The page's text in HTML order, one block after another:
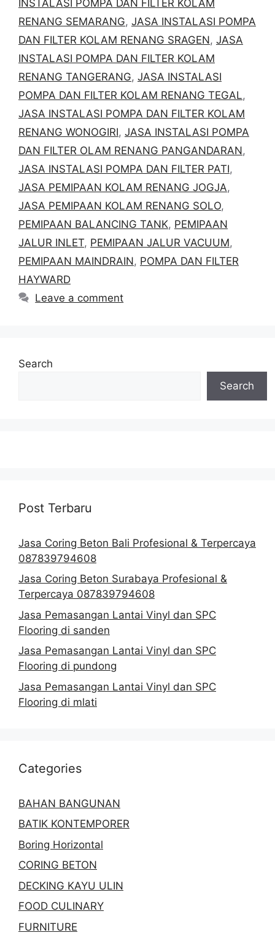
INSTALASI POMPA DAN FILTER KOLAM
RENANG SEMARANG, JASA INSTALASI POMPA
DAN FILTER KOLAM RENANG SRAGEN, JASA
INSTALASI POMPA DAN FILTER KOLAM
RENANG TANGERANG, JASA INSTALASI
POMPA DAN FILTER KOLAM RENANG TEGAL,
JASA INSTALASI POMPA DAN FILTER KOLAM
RENANG WONOGIRI, JASA INSTALASI POMPA
DAN FILTER OLAM RENANG PANGANDARAN,
JASA INSTALASI POMPA DAN FILTER PATI,
JASA PEMIPAAN KOLAM RENANG JOGJA,
JASA PEMIPAAN KOLAM RENANG SOLO,
PEMIPAAN BALANCING TANK, PEMIPAAN
JALUR INLET, PEMIPAAN JALUR VACUUM,
PEMIPAAN MAINDRAIN, POMPA DAN FILTER
HAYWARD
Leave a comment
Search
Search
Post Terbaru
Jasa Coring Beton Bali Profesional & Terpercaya
087839794608
Jasa Coring Beton Surabaya Profesional &
Terpercaya 087839794608
Jasa Pemasangan Lantai Vinyl dan SPC
Flooring di sanden
Jasa Pemasangan Lantai Vinyl dan SPC
Flooring di pundong
Jasa Pemasangan Lantai Vinyl dan SPC
Flooring di mlati
Categories
BAHAN BANGUNAN
BATIK KONTEMPORER
Boring Horizontal
CORING BETON
DECKING KAYU ULIN
FOOD CULINARY
FURNITURE